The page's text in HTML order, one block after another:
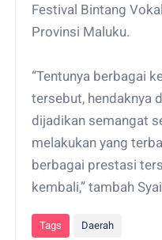
Festival Bintang
Provinsi Maluku.
“Tentunya berbagai
tersebut, hendaknya
dijadikan semangat
melakukan yang
berbagai prestasi
kembali,” tambah
Tags Daerah